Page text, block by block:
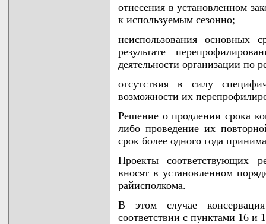
отнесения в установленном
к используемым сезонно;
неиспользования основных
результате
деятельности организации по
отсутствия в силу
возможности их
Решение о продлении срока
либо проведение их
срок более одного года
Проекты соответствующих
вносят в установленном
райисполкома.
В этом случае
соответствии с пунктами 16 и